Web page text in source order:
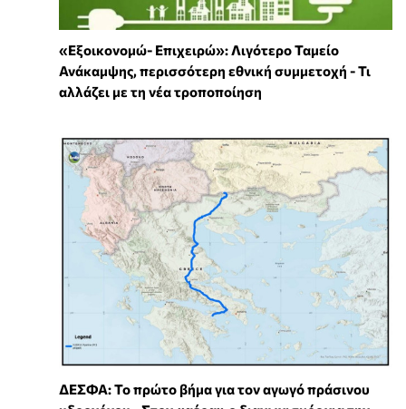
«Εξοικονομώ- Επιχειρώ»: Λιγότερο Ταμείο
Ανάκαμψης, περισσότερη εθνική συμμετοχή - Τι
αλλάζει με τη νέα τροποποίηση
ΔΕΣΦΑ: Το πρώτο βήμα για τον αγωγό πράσινου